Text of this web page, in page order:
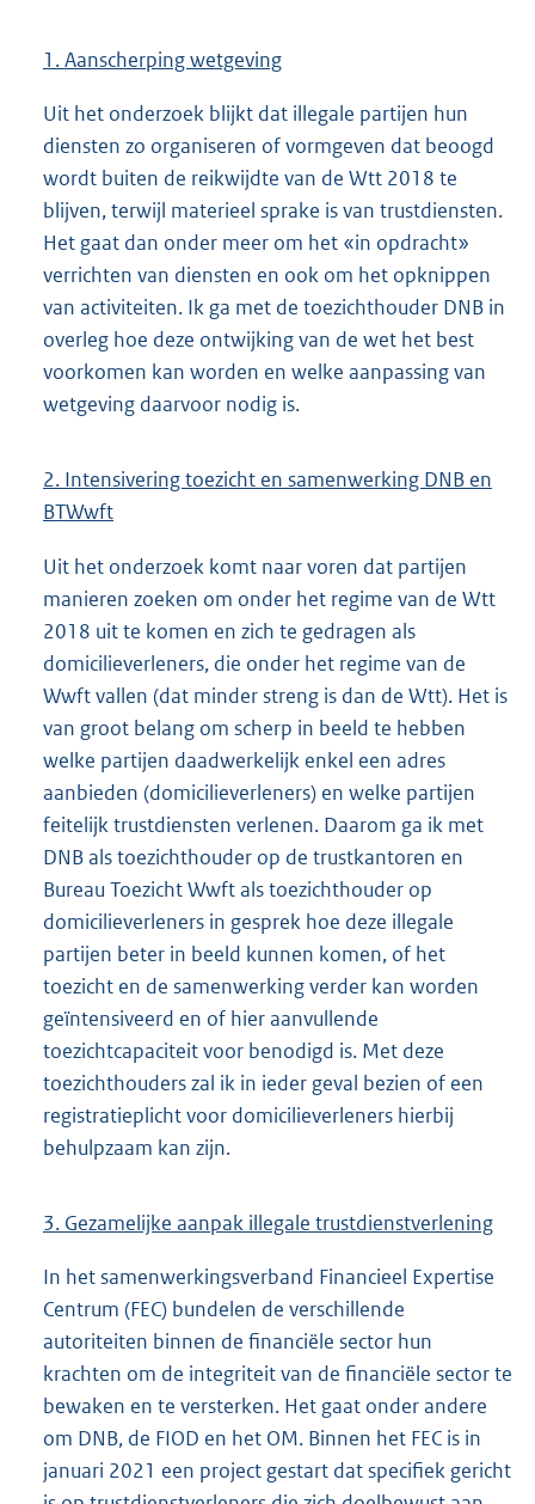
1. Aanscherping wetgeving
Uit het onderzoek blijkt dat illegale partijen hun
diensten zo organiseren of vormgeven dat beoogd
wordt buiten de reikwijdte van de Wtt 2018 te
blijven, terwijl materieel sprake is van trustdiensten.
Het gaat dan onder meer om het «in opdracht»
verrichten van diensten en ook om het opknippen
van activiteiten. Ik ga met de toezichthouder DNB in
overleg hoe deze ontwijking van de wet het best
voorkomen kan worden en welke aanpassing van
wetgeving daarvoor nodig is.
2. Intensivering toezicht en samenwerking DNB en
BTWwft
Uit het onderzoek komt naar voren dat partijen
manieren zoeken om onder het regime van de Wtt
2018 uit te komen en zich te gedragen als
domicilieverleners, die onder het regime van de
Wwft vallen (dat minder streng is dan de Wtt). Het is
van groot belang om scherp in beeld te hebben
welke partijen daadwerkelijk enkel een adres
aanbieden (domicilieverleners) en welke partijen
feitelijk trustdiensten verlenen. Daarom ga ik met
DNB als toezichthouder op de trustkantoren en
Bureau Toezicht Wwft als toezichthouder op
domicilieverleners in gesprek hoe deze illegale
partijen beter in beeld kunnen komen, of het
toezicht en de samenwerking verder kan worden
geïntensiveerd en of hier aanvullende
toezichtcapaciteit voor benodigd is. Met deze
toezichthouders zal ik in ieder geval bezien of een
registratieplicht voor domicilieverleners hierbij
behulpzaam kan zijn.
3. Gezamelijke aanpak illegale trustdienstverlening
In het samenwerkingsverband Financieel Expertise
Centrum (FEC) bundelen de verschillende
autoriteiten binnen de financiële sector hun
krachten om de integriteit van de financiële sector te
bewaken en te versterken. Het gaat onder andere
om DNB, de FIOD en het OM. Binnen het FEC is in
januari 2021 een project gestart dat specifiek gericht